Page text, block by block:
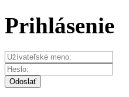
Prihlásenie
Odoslať